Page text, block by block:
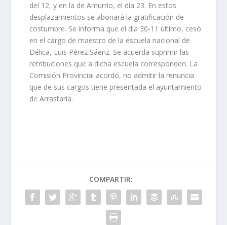
del 12, y en la de Amurrio, el día 23. En estos
desplazamientos se abonará la gratificación de
costumbre. Se informa que el día 30-11 último, cesó
en el cargo de maestro de la escuela nacional de
Délica, Luis Pérez Sáenz. Se acuerda suprimir las
retribuciones que a dicha escuela corresponden. La
Comisión Provincial acordó, no admitir la renuncia
que de sus cargos tiene presentada el ayuntamiento
de Arrastaria.
COMPARTIR: